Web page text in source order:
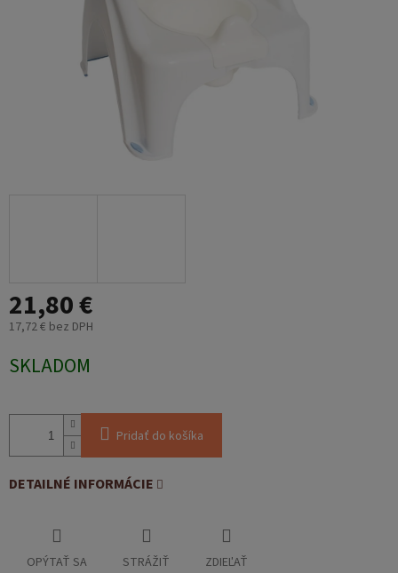
21,80 €
17,72 € bez DPH
cena:
SKLADOM
Pridať do košíka
DETAILNÉ INFORMÁCIE
OPÝTAŤ SA STRÁŽIŤ ZDIEĽAŤ